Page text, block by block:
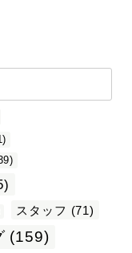
スタッフ (71)
(159)